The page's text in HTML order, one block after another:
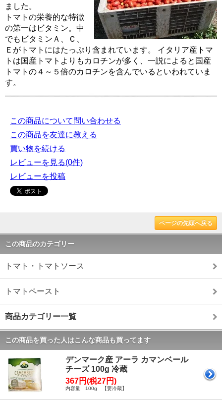
ました。
トマトの栄養的な特徴
の第一はビタミン。中
でもビタミンＡ、Ｃ、
Ｅがトマトにはたっぷり含まれています。 イタリア産トマ
トは国産トマトよりもカロチンが多く、一説によると国産
トマトの４～５倍のカロチンを含んでいるといわれていま
す。
この商品について問い合わせる
この商品を友達に教える
買い物を続ける
レビューを見る(0件)
レビューを投稿
ページの先頭へ戻る
この商品のカテゴリー
トマト・トマトソース
トマトペースト
商品カテゴリー一覧
この商品を買った人はこんな商品も買ってます
デンマーク産 アーラ カマンベール
チーズ 100g 冷蔵
367円(税27円)
内容量 100g 【要冷蔵】